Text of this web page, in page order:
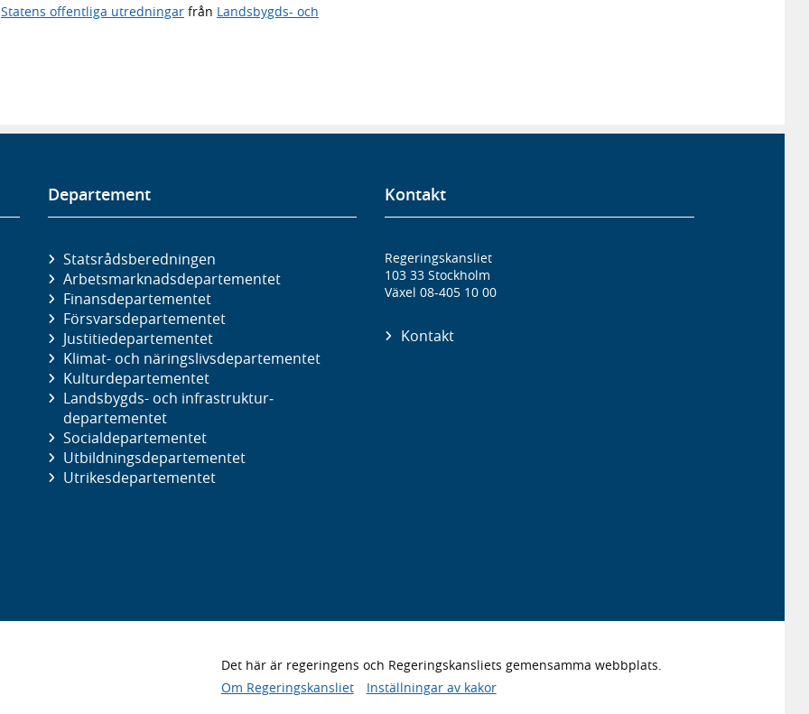
Statens offentliga utredningar från Landsbygds- och
Departement
Statsrådsberedningen
Arbetsmarknads­departementet
Finans­departementet
Försvars­departementet
Justitie­departementet
Klimat- och näringslivs­departementet
Kultur­departementet
Landsbygds- och infrastruktur­
departementet
Social­departementet
Utbildnings­departementet
Utrikes­departementet
Kontakt
Regeringskansliet
103 33 Stockholm
Växel 08-405 10 00
Kontakt
Det här är regeringens och Regeringskansliets gemensamma webbplats.
Om Regeringskansliet
Inställningar av kakor